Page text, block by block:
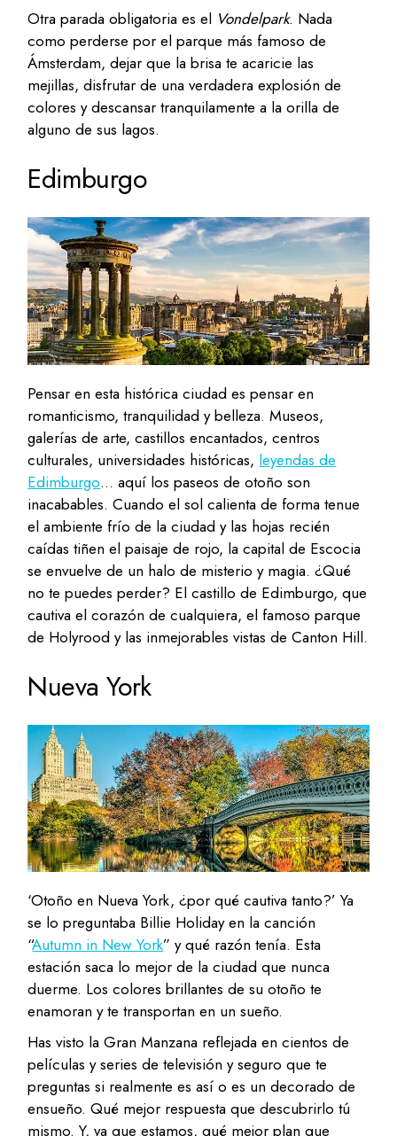
Otra parada obligatoria es el Vondelpark. Nada
como perderse por el parque más famoso de
Ámsterdam, dejar que la brisa te acaricie las
mejillas, disfrutar de una verdadera explosión de
colores y descansar tranquilamente a la orilla de
alguno de sus lagos.
Edimburgo
Pensar en esta histórica ciudad es pensar en
romanticismo, tranquilidad y belleza. Museos,
galerías de arte, castillos encantados, centros
culturales, universidades históricas, leyendas de
Edimburgo… aquí los paseos de otoño son
inacabables. Cuando el sol calienta de forma tenue
el ambiente frío de la ciudad y las hojas recién
caídas tiñen el paisaje de rojo, la capital de Escocia
se envuelve de un halo de misterio y magia. ¿Qué
no te puedes perder? El castillo de Edimburgo, que
cautiva el corazón de cualquiera, el famoso parque
de Holyrood y las inmejorables vistas de Canton Hill.
Nueva York
‘Otoño en Nueva York, ¿por qué cautiva tanto?’ Ya
se lo preguntaba Billie Holiday en la canción
“Autumn in New York” y qué razón tenía. Esta
estación saca lo mejor de la ciudad que nunca
duerme. Los colores brillantes de su otoño te
enamoran y te transportan en un sueño.
Has visto la Gran Manzana reflejada en cientos de
películas y series de televisión y seguro que te
preguntas si realmente es así o es un decorado de
ensueño. Qué mejor respuesta que descubrirlo tú
mismo. Y, ya que estamos, qué mejor plan que